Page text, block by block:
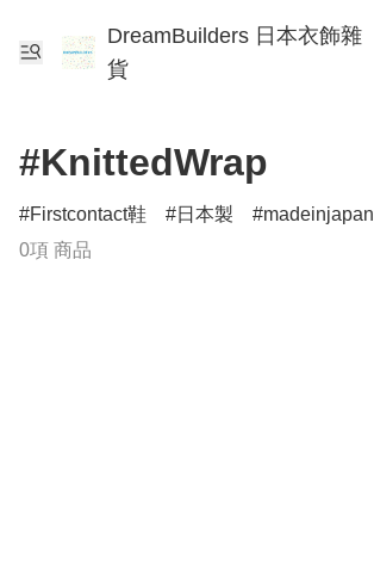
DreamBuilders 日本衣飾雜
貨
#KnittedWrap
Firstcontact鞋 日本製 madeinjapan
0項 商品